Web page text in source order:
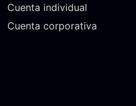
Cuenta individual
Cuenta corporativa